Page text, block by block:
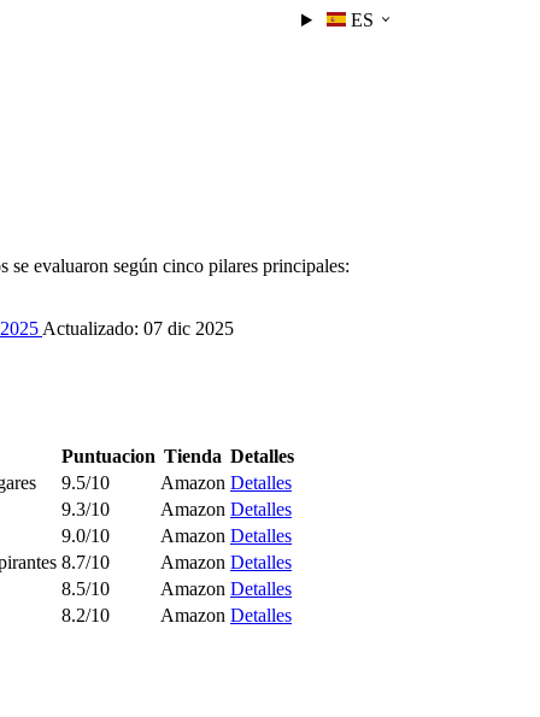
ES
se evaluaron según cinco pilares principales:
Actualizado: 07 dic 2025
Puntuacion Tienda Detalles
9.5/10 Amazon Detalles
9.3/10 Amazon Detalles
9.0/10 Amazon Detalles
8.7/10 Amazon Detalles
8.5/10 Amazon Detalles
8.2/10 Amazon Detalles